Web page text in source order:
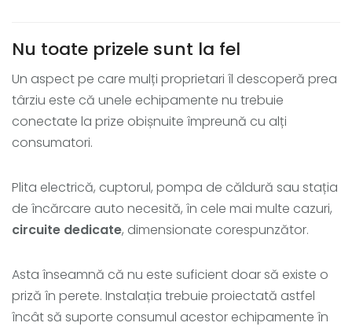
Nu toate prizele sunt la fel
Un aspect pe care mulți proprietari îl descoperă prea
târziu este că unele echipamente nu trebuie
conectate la prize obișnuite împreună cu alți
consumatori.
Plita electrică, cuptorul, pompa de căldură sau stația
de încărcare auto necesită, în cele mai multe cazuri,
circuite dedicate, dimensionate corespunzător.
Asta înseamnă că nu este suficient doar să existe o
priză în perete. Instalația trebuie proiectată astfel
încât să suporte consumul acestor echipamente în